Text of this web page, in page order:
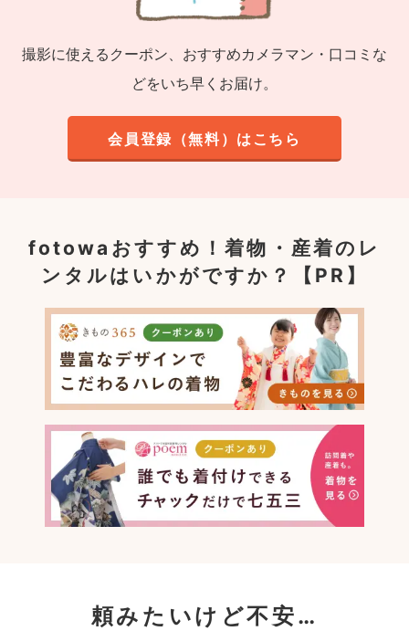
撮影に使えるクーポン、おすすめカメラマン・口コミな
どをいち早くお届け。
会員登録（無料）はこちら
fotowaおすすめ！着物・産着のレ
ンタルはいかがですか？【PR】
頼みたいけど不安…